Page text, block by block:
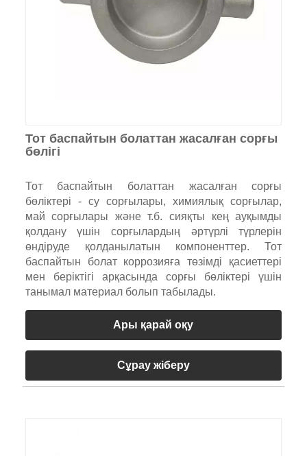
Тот баспайтын болаттан жасалған сорғы
бөлігі
Тот баспайтын болаттан жасалған сорғы
бөліктері - су сорғылары, химиялық сорғылар,
май сорғылары және т.б. сияқты кең ауқымды
қолдану үшін сорғылардың әртүрлі түрлерін
өндіруде қолданылатын компоненттер. Тот
баспайтын болат коррозияға төзімді қасиеттері
мен беріктігі арқасында сорғы бөліктері үшін
танымал материал болып табылады.
Ары қарай оқу
Сұрау жіберу